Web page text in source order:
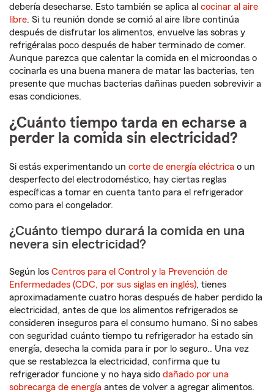
debería desecharse. Esto también se aplica al cocinar al aire
libre. Si tu reunión donde se comió al aire libre continúa
después de disfrutar los alimentos, envuelve las sobras y
refrigéralas poco después de haber terminado de comer.
Aunque parezca que calentar la comida en el microondas o
cocinarla es una buena manera de matar las bacterias, ten
presente que muchas bacterias dañinas pueden sobrevivir a
esas condiciones.
¿Cuánto tiempo tarda en echarse a
perder la comida sin electricidad?
Si estás experimentando un corte de energía eléctrica o un
desperfecto del electrodoméstico, hay ciertas reglas
específicas a tomar en cuenta tanto para el refrigerador
como para el congelador.
¿Cuánto tiempo durará la comida en una
nevera sin electricidad?
Según los Centros para el Control y la Prevención de
Enfermedades (CDC, por sus siglas en inglés), tienes
aproximadamente cuatro horas después de haber perdido la
electricidad, antes de que los alimentos refrigerados se
consideren inseguros para el consumo humano. Si no sabes
con seguridad cuánto tiempo tu refrigerador ha estado sin
energía, desecha la comida para ir por lo seguro.. Una vez
que se restablezca la electricidad, confirma que tu
refrigerador funcione y no haya sido dañado por una
sobrecarga de energía antes de volver a agregar alimentos.